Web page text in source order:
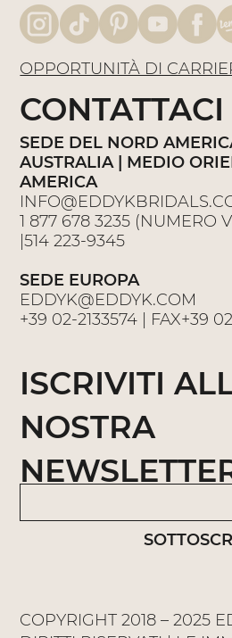
COPYRIGHT 2018 – 2025
SEDE DEL NORD
AUSTRALIA | MEDIO
AMERICA
1 877 678 3235 (NUMERO
|514 223-9345
SEDE EUROPA
EDDYK@EDDYK.COM
+39 02-2133574 | FAX+39
CONTATTACI
ISCRIVITI
NOSTRA
OPPORTUNITÀ DI